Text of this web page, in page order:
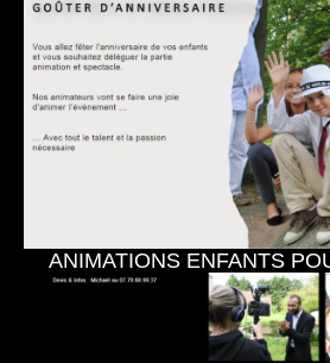
ANIMATIONS ENFANTS